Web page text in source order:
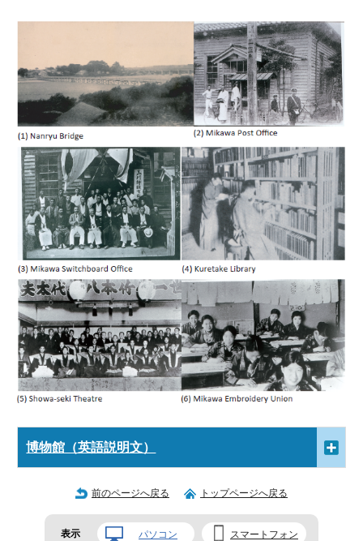
博物館（英語説明文）
前のページへ戻る トップページへ戻る
表示 パソコン スマートフォン